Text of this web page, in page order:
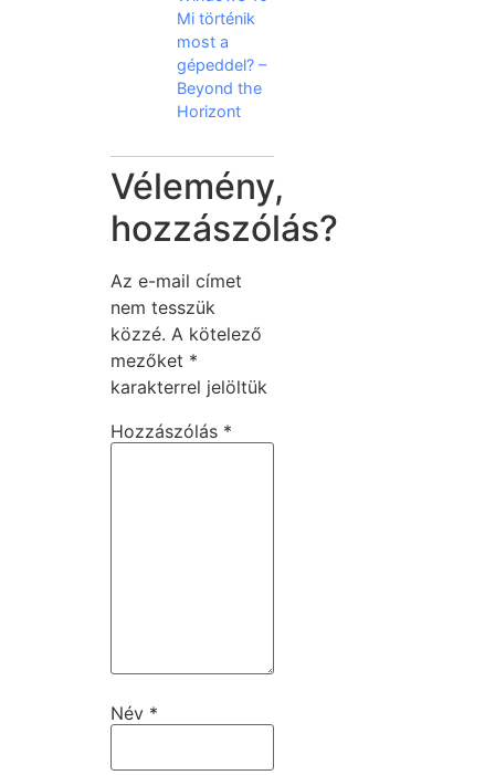
Mi történik
most a
gépeddel? –
Beyond the
Horizont
Vélemény,
hozzászólás?
Az e-mail címet
nem tesszük
közzé. A kötelező
mezőket *
karakterrel jelöltük
Hozzászólás *
Név *